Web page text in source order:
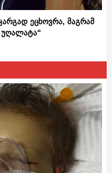
ეცხოვრა, მაგრამ
უღალატა“